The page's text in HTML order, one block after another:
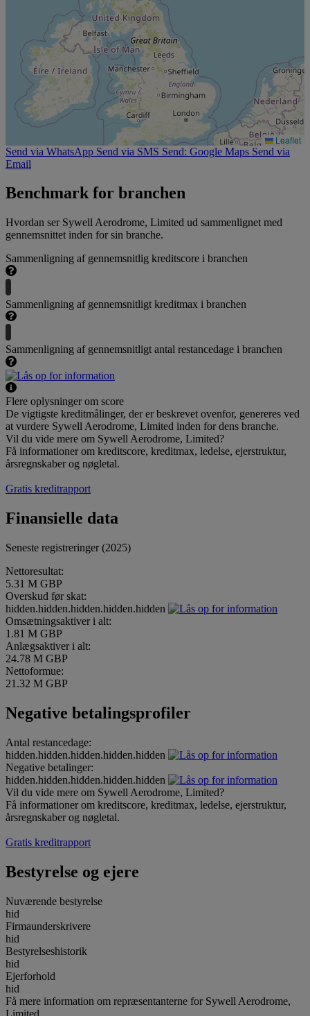
Leaflet
Send via WhatsApp Send via SMS Send: Google Maps Send via
Email
Benchmark for branchen
Hvordan ser Sywell Aerodrome, Limited ud sammenlignet med
gennemsnittet inden for sin branche.
Sammenligning af gennemsnitlig kreditscore i branchen
Sammenligning af gennemsnitligt kreditmax i branchen
Sammenligning af gennemsnitligt antal restancedage i branchen
Flere oplysninger om score
De vigtigste kreditmålinger, der er beskrevet ovenfor, genereres ved
at vurdere Sywell Aerodrome, Limited inden for dens branche.
Vil du vide mere om Sywell Aerodrome, Limited?
Få informationer om kreditscore, kreditmax, ledelse, ejerstruktur,
årsregnskaber og nøgletal.
Gratis kreditrapport
Finansielle data
Seneste registreringer (2025)
Nettoresultat:
5.31 M GBP
Overskud før skat:
hidden.hidden.hidden.hidden.hidden
Omsætningsaktiver i alt:
1.81 M GBP
Anlægsaktiver i alt:
24.78 M GBP
Nettoformue:
21.32 M GBP
Negative betalingsprofiler
Antal restancedage:
hidden.hidden.hidden.hidden.hidden
Negative betalinger:
hidden.hidden.hidden.hidden.hidden
Vil du vide mere om Sywell Aerodrome, Limited?
Få informationer om kreditscore, kreditmax, ledelse, ejerstruktur,
årsregnskaber og nøgletal.
Gratis kreditrapport
Bestyrelse og ejere
Nuværende bestyrelse
hid
Firmaunderskrivere
hid
Bestyrelseshistorik
hid
Ejerforhold
hid
Få mere information om repræsentanterne for Sywell Aerodrome,
Limited